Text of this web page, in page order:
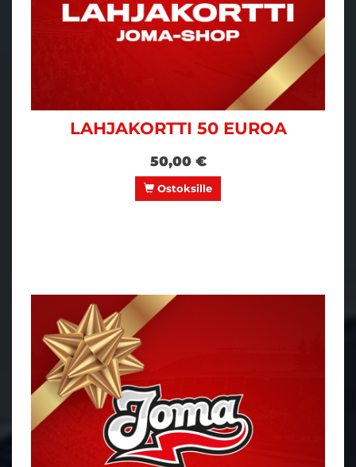
LAHJAKORTTI 50 EUROA
50,00 €
Ostoksille